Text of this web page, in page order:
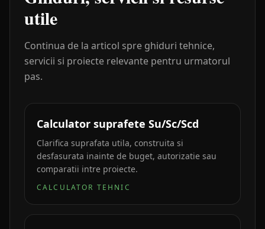
utile
Continua de la articol spre ghiduri tehnice,
servicii si proiecte relevante pentru urmatorul
pas.
Calculator suprafete Su/Sc/Scd
Clarifica suprafata utila, construita si
desfasurata inainte de buget, autorizatie sau
comparatii intre proiecte.
CALCULATOR TEHNIC